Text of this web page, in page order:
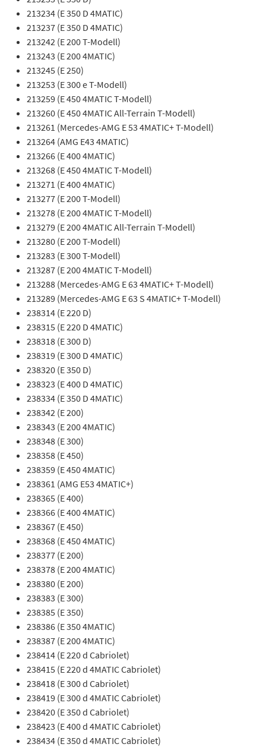
213234 (E 350 D 4MATIC)
213237 (E 350 D 4MATIC)
213242 (E 200 T-Modell)
213243 (E 200 4MATIC)
213245 (E 250)
213253 (E 300 e T-Modell)
213259 (E 450 4MATIC T-Modell)
213260 (E 450 4MATIC All-Terrain T-Modell)
213261 (Mercedes-AMG E 53 4MATIC+ T-Modell)
213264 (AMG E43 4MATIC)
213266 (E 400 4MATIC)
213268 (E 450 4MATIC T-Modell)
213271 (E 400 4MATIC)
213277 (E 200 T-Modell)
213278 (E 200 4MATIC T-Modell)
213279 (E 200 4MATIC All-Terrain T-Modell)
213280 (E 200 T-Modell)
213283 (E 300 T-Modell)
213287 (E 200 4MATIC T-Modell)
213288 (Mercedes-AMG E 63 4MATIC+ T-Modell)
213289 (Mercedes-AMG E 63 S 4MATIC+ T-Modell)
238314 (E 220 D)
238315 (E 220 D 4MATIC)
238318 (E 300 D)
238319 (E 300 D 4MATIC)
238320 (E 350 D)
238323 (E 400 D 4MATIC)
238334 (E 350 D 4MATIC)
238342 (E 200)
238343 (E 200 4MATIC)
238348 (E 300)
238358 (E 450)
238359 (E 450 4MATIC)
238361 (AMG E53 4MATIC+)
238365 (E 400)
238366 (E 400 4MATIC)
238367 (E 450)
238368 (E 450 4MATIC)
238377 (E 200)
238378 (E 200 4MATIC)
238380 (E 200)
238383 (E 300)
238385 (E 350)
238386 (E 350 4MATIC)
238387 (E 200 4MATIC)
238414 (E 220 d Cabriolet)
238415 (E 220 d 4MATIC Cabriolet)
238418 (E 300 d Cabriolet)
238419 (E 300 d 4MATIC Cabriolet)
238420 (E 350 d Cabriolet)
238423 (E 400 d 4MATIC Cabriolet)
238434 (E 350 d 4MATIC Cabriolet)